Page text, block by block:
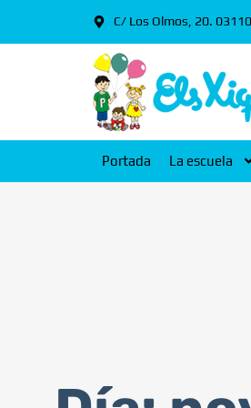
C/ Los Olmos, 20.
Portada La escuela